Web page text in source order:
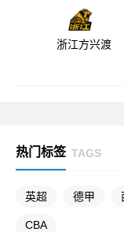
浙江方兴渡
热门标签 TAGS
英超 德甲
CBA